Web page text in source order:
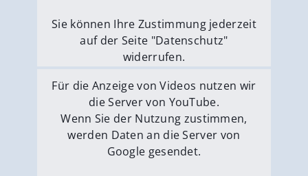
Sie können Ihre Zustimmung jederzeit
auf der Seite "Datenschutz"
widerrufen.
Externe Medien erlauben
Für die Anzeige von Videos nutzen wir
die Server von YouTube.
Wenn Sie der Nutzung zustimmen,
werden Daten an die Server von
Google gesendet.